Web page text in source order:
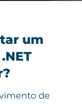
e seguro? Um
garantindo alta
um
de